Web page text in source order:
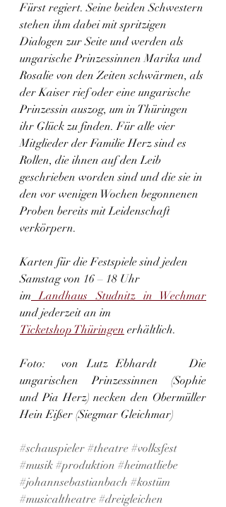
Fürst regiert. Seine beiden Schwestern
stehen ihm dabei mit spritzigen
Dialogen zur Seite und werden als
ungarische Prinzessinnen Marika und
Rosalie von den Zeiten schwärmen, als
der Kaiser rief oder eine ungarische
Prinzessin auszog, um in Thüringen
ihr Glück zu finden. Für alle vier
Mitglieder der Familie Herz sind es
Rollen, die ihnen auf den Leib
geschrieben worden sind und die sie in
den vor wenigen Wochen begonnenen
Proben bereits mit Leidenschaft
verkörpern.
Karten für die Festspiele sind jeden
Samstag von 16 – 18 Uhr
im Landhaus Studnitz in Wechmar
und jederzeit an im
Ticketshop Thüringen
Foto:  von Lutz Ebhardt    Die
ungarischen Prinzessinnen (Sophie
und Pia Herz) necken den Obermüller
Hein Eißer (Siegmar Gleichmar)
#schauspieler #theatre #volksfest
#musik #produktion #heimatliebe
#johannsebastianbach #kostüm
#musicaltheatre #dreigleichen